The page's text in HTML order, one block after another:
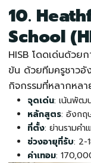
10.
School
HISB โดดเด่นด้วย
ข้น ด้วยทีมครูชาว
กิจกรรมที่หลากหล
จุดเด่น: เน้นพัฒ
หลักสูตร: อังกฤ
ที่ตั้ง: ย่านรามคำ
ช่วงอายุที่รับ: 2-
ค่าเทอม: